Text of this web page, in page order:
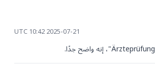
2025-07-21 10:42 UTC